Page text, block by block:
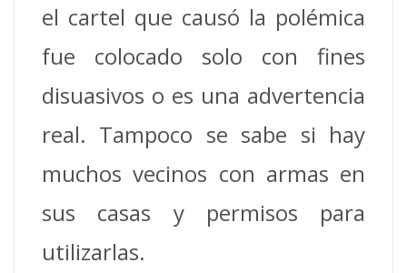
el cartel que causó la polémica
fue colocado solo con fines
disuasivos o es una advertencia
real. Tampoco se sabe si hay
muchos vecinos con armas en
sus casas y permisos para
utilizarlas.